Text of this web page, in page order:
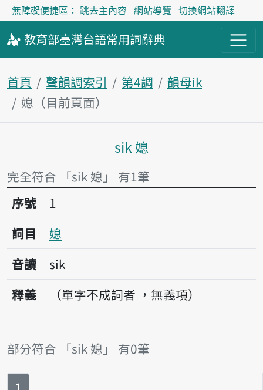
無障礙便捷區： 跳去主內容 網站導覽 切換網站翻譯
教育部臺灣台語常用詞辭典
首頁 聲韻調索引 第4調
韻母ik
媳（目前頁面）
主內容區塊
sik 媳
完全符合 「sik 媳」 有1筆
序號1媳
序號
1
詞目
媳
音讀
sik
釋義
（單字不成詞者 ，無義項）
部分符合 「sik 媳」 有0筆